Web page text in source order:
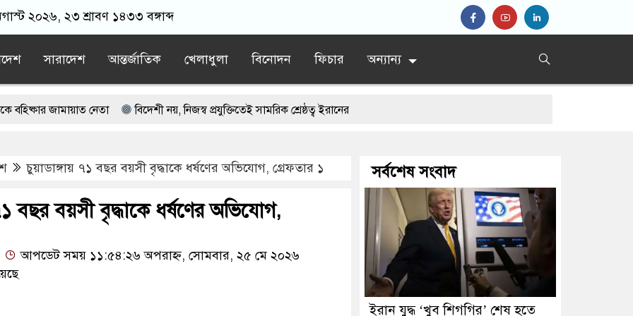
২০২৬, ২৩ শ্রাবণ ১৪৩৩ বঙ্গাব্দ
সারাদেশ আন্তর্জাতিক খেলাধুলা বিনোদন ফিচার অন্যান্য
জামায়াত নেতা বিদেশী নয়, নিজস্ব প্রযুক্তিতেই সামরিক শ্রেষ্ঠত্ব ইরানের
খুলে নেওয়া হচ্ছে মসজিদের মাইক
মিত্র, অচিরেই আমাদের সঙ্গে মিশে যাবে: বিএনপির এমপি
চুয়াডাঙ্গায় ৭১ বছর বয়সী বৃদ্ধাকে ধর্ষণের অভিযোগ, গ্রেফতার ১
বছর বয়সী বৃদ্ধাকে ধর্ষণের অভিযোগ,
আপডেট সময় ১১:৫৪:২৬ অপরাহ্ন, সোমবার, ২৫ মে ২০২৬
সর্বশেষ সংবাদ
ইরান যুদ্ধ ‘খুব শিগগির’ শেষ হতে